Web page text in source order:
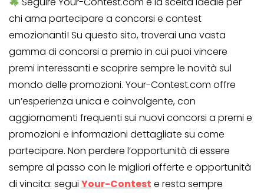
chi ama partecipare a concorsi e contest
emozionanti! Su questo sito, troverai una vasta
gamma di concorsi a premio in cui puoi vincere
premi interessanti e scoprire sempre le novità sul
mondo delle promozioni. Your-Contest.com offre
un’esperienza unica e coinvolgente, con
aggiornamenti frequenti sui nuovi concorsi a premi e
promozioni e informazioni dettagliate su come
partecipare. Non perdere l’opportunità di essere
sempre al passo con le migliori offerte e opportunità
di vincita: segui Your-Contest e resta sempre